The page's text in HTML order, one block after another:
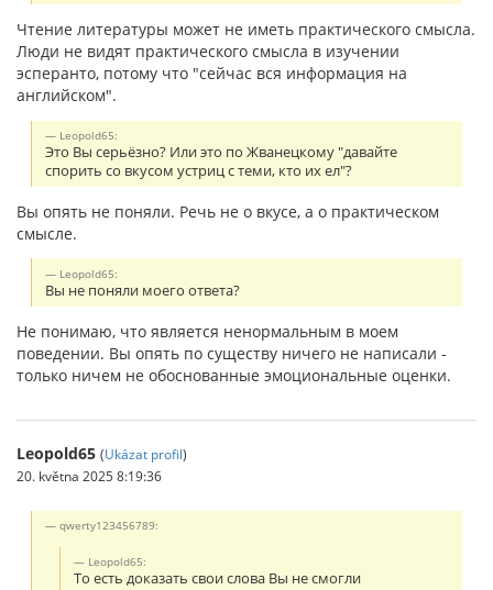
Чтение литературы может не иметь практического смысла.
Люди не видят практического смысла в изучении
эсперанто, потому что "сейчас вся информация на
английском".
Leopold65:
Это Вы серьёзно? Или это по Жванецкому "давайте
спорить со вкусом устриц с теми, кто их ел"?
Вы опять не поняли. Речь не о вкусе, а о практическом
смысле.
Leopold65:
Вы не поняли моего ответа?
Не понимаю, что является ненормальным в моем
поведении. Вы опять по существу ничего не написали -
только ничем не обоснованные эмоциональные оценки.
Leopold65 (Ukázat profil)
20. května 2025 8:19:36
qwerty123456789:
Leopold65:
То есть доказать свои слова Вы не смогли